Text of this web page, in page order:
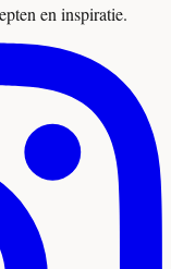
en inspiratie.